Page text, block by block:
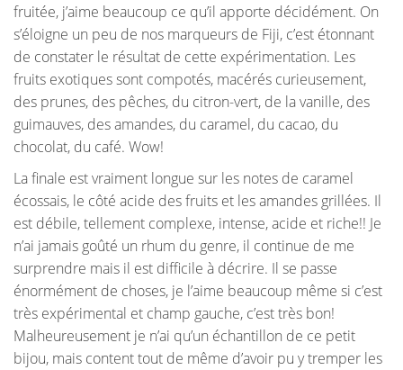
fruitée, j’aime beaucoup ce qu’il apporte décidément. On
s’éloigne un peu de nos marqueurs de Fiji, c’est étonnant
de constater le résultat de cette expérimentation. Les
fruits exotiques sont compotés, macérés curieusement,
des prunes, des pêches, du citron-vert, de la vanille, des
guimauves, des amandes, du caramel, du cacao, du
chocolat, du café. Wow!
La finale est vraiment longue sur les notes de caramel
écossais, le côté acide des fruits et les amandes grillées. Il
est débile, tellement complexe, intense, acide et riche!! Je
n’ai jamais goûté un rhum du genre, il continue de me
surprendre mais il est difficile à décrire. Il se passe
énormément de choses, je l’aime beaucoup même si c’est
très expérimental et champ gauche, c’est très bon!
Malheureusement je n’ai qu’un échantillon de ce petit
bijou, mais content tout de même d’avoir pu y tremper les